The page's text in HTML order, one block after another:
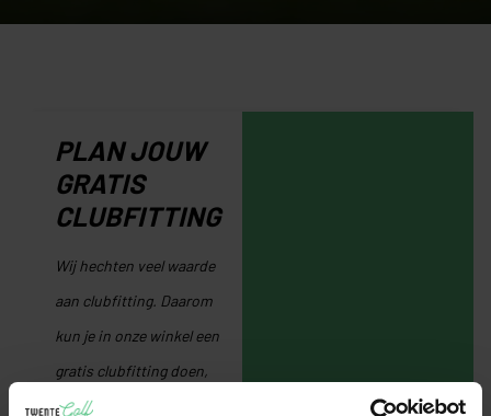
PLAN JOUW
GRATIS
CLUBFITTING
Wij hechten veel waarde
aan clubfitting. Daarom
kun je in onze winkel een
gratis clubfitting doen,
door middel van